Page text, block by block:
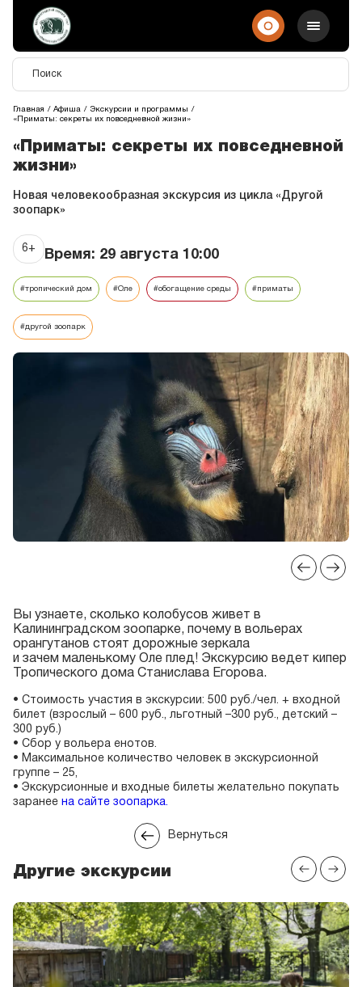
Главная Афиша
Экскурсии и программы
«Приматы: секреты их повседневной жизни»
«Приматы: секреты их повседневной
жизни»
Новая человекообразная экcкурсия из цикла «Другой
зоопарк»
6+ Время: 29 августа 10:00
#тропический дом #Оле #обогащение среды #приматы
#другой зоопарк
Вы узнаете, сколько колобусов живет в
Калининградском зоопарке, почему в вольерах
орангутанов стоят дорожные зеркала
и зачем маленькому Оле плед! Экскурсию ведет кипер
Тропического дома Станислава Егорова.
• Стоимость участия в экскурсии: 500 руб./чел. + входной
билет (взрослый – 600 руб., льготный –300 руб., детский –
300 руб.)
• Сбор у вольера енотов.
• Максимальное количество человек в экскурсионной
группе – 25,
• Экскурсионные и входные билеты желательно покупать
заранее на сайте зоопарка.
Вернуться
Другие экскурсии